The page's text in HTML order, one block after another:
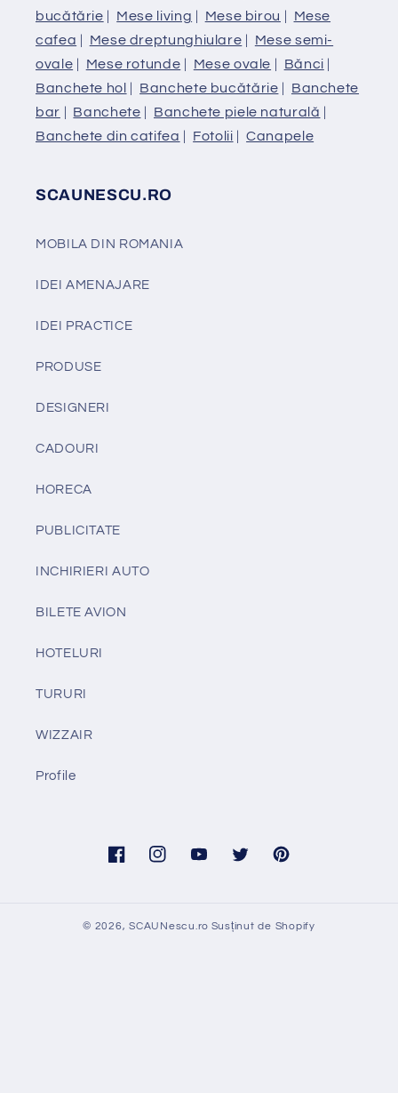
bucătărie | Mese living | Mese birou | Mese
cafea | Mese dreptunghiulare | Mese semi-
ovale | Mese rotunde | Mese ovale | Bănci |
Banchete hol | Banchete bucătărie | Banchete
bar | Banchete | Banchete piele naturală |
Banchete din catifea | Fotolii |Canapele
SCAUNESCU.RO
MOBILA DIN ROMANIA
IDEI AMENAJARE
IDEI PRACTICE
PRODUSE
DESIGNERI
CADOURI
HORECA
PUBLICITATE
INCHIRIERI AUTO
BILETE AVION
HOTELURI
TURURI
WIZZAIR
Profile
FacebookInstagramYouTubeTwitter Pinterest
© 2026,SCAUNescu.ro Susținut de Shopify